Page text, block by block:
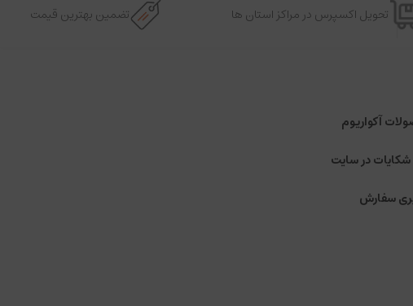
تحویل اکسپرس در مراکز استان ها تضمین بهترین قیمت
آکواریوم
در سایت
سفارش